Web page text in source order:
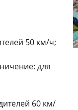
50 км/ч;
для
60 км/